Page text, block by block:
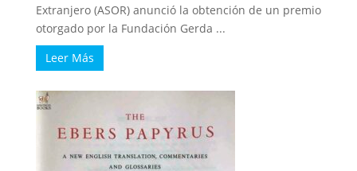
Extranjero (ASOR) anunció la obtención de un premio
otorgado por la Fundación Gerda ...
Leer Más